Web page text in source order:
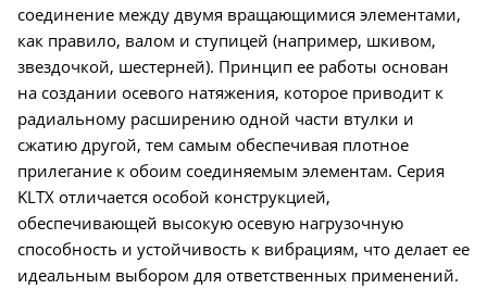
соединение между двумя вращающимися элементами,
как правило, валом и ступицей (например, шкивом,
звездочкой, шестерней). Принцип ее работы основан
на создании осевого натяжения, которое приводит к
радиальному расширению одной части втулки и
сжатию другой, тем самым обеспечивая плотное
прилегание к обоим соединяемым элементам. Серия
KLTX отличается особой конструкцией,
обеспечивающей высокую осевую нагрузочную
способность и устойчивость к вибрациям, что делает ее
идеальным выбором для ответственных применений.